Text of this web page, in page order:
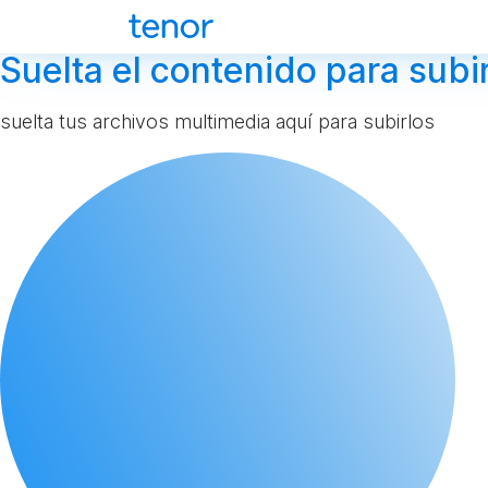
Suelta el contenido para
suelta tus archivos multimedia aquí para subirlos